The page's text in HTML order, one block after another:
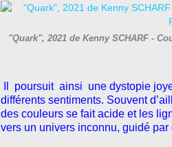
"Quark", 2021 de Kenny SCHARF -
Il poursuit ainsi une dystopie
différents sentiments. Souvent
des couleurs se fait acide et les
vers un univers inconnu, guidé